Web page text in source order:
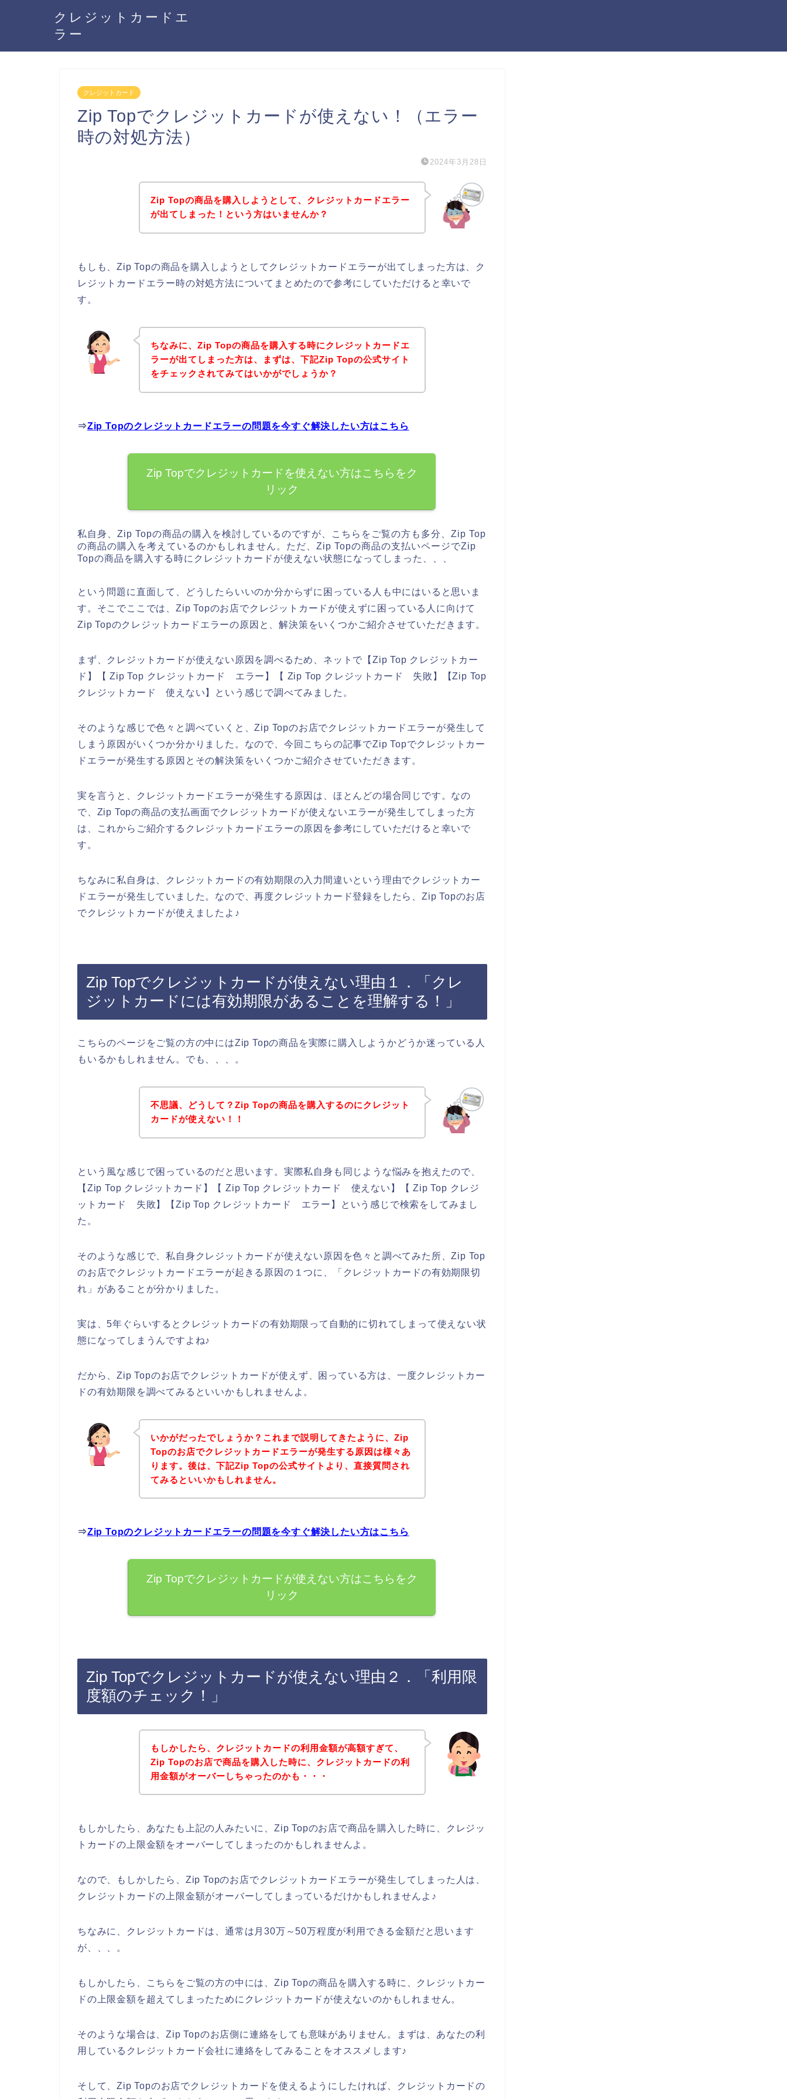
クレジットカードエ
ラー
クレジットカード
Zip Topでクレジットカードが使えない！（エラー
時の対処方法）
2024年3月28日
Zip Topの商品を購入しようとして、クレジットカードエラー
が出てしまった！という方はいませんか？
もしも、Zip Topの商品を購入しようとしてクレジットカードエラーが出てしまった方は、ク
レジットカードエラー時の対処方法についてまとめたので参考にしていただけると幸いで
す。
ちなみに、Zip Topの商品を購入する時にクレジットカードエ
ラーが出てしまった方は、まずは、下記Zip Topの公式サイト
をチェックされてみてはいかがでしょうか？
⇒Zip Topのクレジットカードエラーの問題を今すぐ解決したい方はこちら
Zip Topでクレジットカードを使えない方はこちらをク
リック
私自身、Zip Topの商品の購入を検討しているのですが、こちらをご覧の方も多分、Zip Top
の商品の購入を考えているのかもしれません。ただ、Zip Topの商品の支払いページでZip
Topの商品を購入する時にクレジットカードが使えない状態になってしまった、、、
という問題に直面して、どうしたらいいのか分からずに困っている人も中にはいると思いま
す。そこでここでは、Zip Topのお店でクレジットカードが使えずに困っている人に向けて
Zip Topのクレジットカードエラーの原因と、解決策をいくつかご紹介させていただきます。
まず、クレジットカードが使えない原因を調べるため、ネットで【Zip Top クレジットカー
ド】【 Zip Top クレジットカード エラー】【 Zip Top クレジットカード 失敗】【Zip Top
クレジットカード 使えない】という感じで調べてみました。
そのような感じで色々と調べていくと、Zip Topのお店でクレジットカードエラーが発生して
しまう原因がいくつか分かりました。なので、今回こちらの記事でZip Topでクレジットカー
ドエラーが発生する原因とその解決策をいくつかご紹介させていただきます。
実を言うと、クレジットカードエラーが発生する原因は、ほとんどの場合同じです。なの
で、Zip Topの商品の支払画面でクレジットカードが使えないエラーが発生してしまった方
は、これからご紹介するクレジットカードエラーの原因を参考にしていただけると幸いで
す。
ちなみに私自身は、クレジットカードの有効期限の入力間違いという理由でクレジットカー
ドエラーが発生していました。なので、再度クレジットカード登録をしたら、Zip Topのお店
でクレジットカードが使えましたよ♪
Zip Topでクレジットカードが使えない理由１．「クレ
ジットカードには有効期限があることを理解する！」
こちらのページをご覧の方の中にはZip Topの商品を実際に購入しようかどうか迷っている人
もいるかもしれません。でも、、、。
不思議、どうして？Zip Topの商品を購入するのにクレジット
カードが使えない！！
という風な感じで困っているのだと思います。実際私自身も同じような悩みを抱えたので、
【Zip Top クレジットカード】【 Zip Top クレジットカード 使えない】【 Zip Top クレジ
ットカード 失敗】【Zip Top クレジットカード エラー】という感じで検索をしてみまし
た。
そのような感じで、私自身クレジットカードが使えない原因を色々と調べてみた所、Zip Top
のお店でクレジットカードエラーが起きる原因の１つに、「クレジットカードの有効期限切
れ」があることが分かりました。
実は、5年ぐらいするとクレジットカードの有効期限って自動的に切れてしまって使えない状
態になってしまうんですよね♪
だから、Zip Topのお店でクレジットカードが使えず、困っている方は、一度クレジットカー
ドの有効期限を調べてみるといいかもしれませんよ。
いかがだったでしょうか？これまで説明してきたように、Zip
Topのお店でクレジットカードエラーが発生する原因は様々あ
ります。後は、下記Zip Topの公式サイトより、直接質問され
てみるといいかもしれません。
⇒Zip Topのクレジットカードエラーの問題を今すぐ解決したい方はこちら
Zip Topでクレジットカードが使えない方はこちらをク
リック
Zip Topでクレジットカードが使えない理由２．「利用限
度額のチェック！」
もしかしたら、クレジットカードの利用金額が高額すぎて、
Zip Topのお店で商品を購入した時に、クレジットカードの利
用金額がオーバーしちゃったのかも・・・
もしかしたら、あなたも上記の人みたいに、Zip Topのお店で商品を購入した時に、クレジッ
トカードの上限金額をオーバーしてしまったのかもしれませんよ。
なので、もしかしたら、Zip Topのお店でクレジットカードエラーが発生してしまった人は、
クレジットカードの上限金額がオーバーしてしまっているだけかもしれませんよ♪
ちなみに、クレジットカードは、通常は月30万～50万程度が利用できる金額だと思います
が、、、。
もしかしたら、こちらをご覧の方の中には、Zip Topの商品を購入する時に、クレジットカー
ドの上限金額を超えてしまったためにクレジットカードが使えないのかもしれません。
そのような場合は、Zip Topのお店側に連絡をしても意味がありません。まずは、あなたの利
用しているクレジットカード会社に連絡をしてみることをオススメします♪
そして、Zip Topのお店でクレジットカードを使えるようにしたければ、クレジットカードの